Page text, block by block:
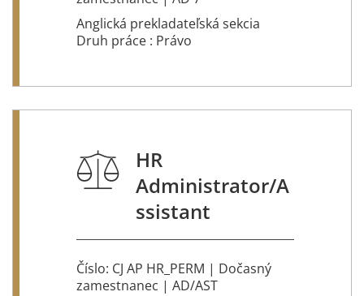
Anglická prekladateľská sekcia
Druh práce : Právo
HR
Administrator/A
ssistant
Číslo: CJ AP HR_PERM | Dočasný
zamestnanec | AD/AST